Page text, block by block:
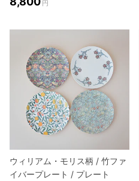
円
ウィリアム・モリス柄 / 竹ファ
イバープレート / プレート